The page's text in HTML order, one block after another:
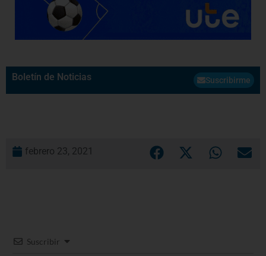
Boletín de Noticias Suscribirme
febrero 23, 2021
Suscribir